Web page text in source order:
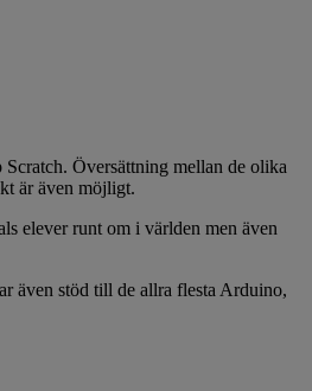
Översättning mellan de olika
är även möjligt.
elever runt om i världen men även
även stöd till de allra flesta Arduino,